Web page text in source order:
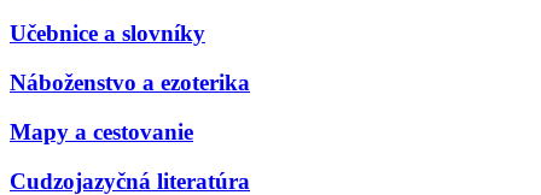
Učebnice a slovníky
Náboženstvo a ezoterika
Mapy a cestovanie
Cudzojazyčná literatúra